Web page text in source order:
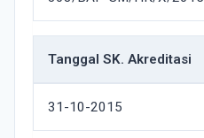
Tanggal SK. Akreditasi
31-10-2015